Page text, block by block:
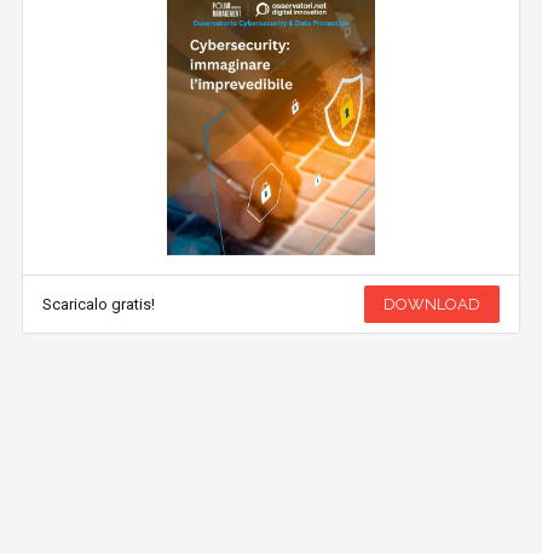
Scaricalo gratis! DOWNLOAD